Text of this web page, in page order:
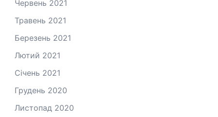
Червень 2021
Травень 2021
Березень 2021
Лютий 2021
Січень 2021
Грудень 2020
Листопад 2020